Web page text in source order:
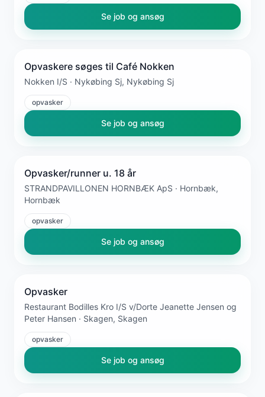
Se job og ansøg
Opvaskere søges til Café Nokken
Nokken I/S · Nykøbing Sj, Nykøbing Sj
opvasker
Se job og ansøg
Opvasker/runner u. 18 år
STRANDPAVILLONEN HORNBÆK ApS · Hornbæk,
Hornbæk
opvasker
Se job og ansøg
Opvasker
Restaurant Bodilles Kro I/S v/Dorte Jeanette Jensen og
Peter Hansen · Skagen, Skagen
opvasker
Se job og ansøg